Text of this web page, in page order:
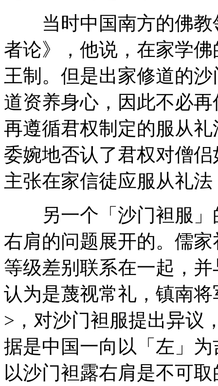
当时中国南方的佛教
者论》，他说，在家学
王制。但是出家修道的
道资养身心，因此不必
再遵循君权制定的服从
委婉地否认了君权对僧
主张在家信徒应服从礼
另一个「沙门袒服」
右肩的问题展开的。儒
等级差别联系在一起，
认为是蔑视常礼，镇南
>，对沙门袒服提出异议
据是中国一向以「左」
以沙门袒露右肩是不可